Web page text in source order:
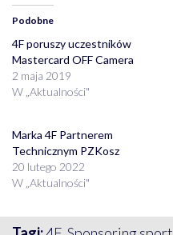
Podobne
4F poruszy uczestników
Mastercard OFF Camera
2 maja 2019
W „Aktualności"
Marka 4F Partnerem
Technicznym PZKosz
20 lutego 2022
W „Aktualności"